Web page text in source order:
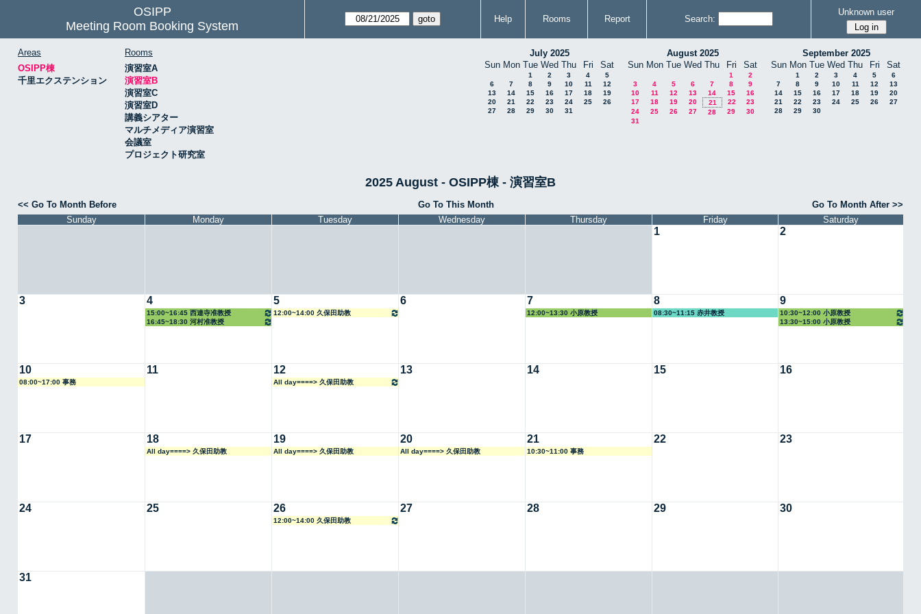
OSIPP
Meeting Room Booking System
Help Rooms Report Search:
Unknown user
Areas
OSIPP棟
千里エクステンション
Rooms
演習室A
演習室B
演習室C
演習室D
講義シアター
マルチメディア演習室
会議室
プロジェクト研究室
July 2025
Sun Mon Tue Wed Thu Fri Sat
1 2 3 4
5
6
7 8 9 10 11
12
13
14 15 16 17 18
19
20
21 22 23 24 25
26
27
28 29 30 31
August 2025
Sun Mon Tue Wed Thu Fri Sat
1
2
3
4 5 6 7 8
9
10
11 12 13 14 15
16
17
18 19 20 21 22
23
24
25 26 27 28 29
30
31
September 2025
Sun Mon Tue Wed Thu Fri Sat
1 2 3 4 5
6
7
8 9 10 11 12
13
14
15 16 17 18 19
20
21
22 23 24 25 26
27
28
29 30
2025 August - OSIPP棟 - 演習室B
<< Go To Month Before Go To This Month
Go To Month After >>
Sunday
Monday Tuesday Wednesday Thursday Friday Saturday
1 2
3 4
15:00~16:45 西連寺准教授
16:45~18:30 河村准教授
5
12:00~14:00 久保田助教
6 7
12:00~13:30 小原教授
8
08:30~11:15 赤井教授
9
10:30~12:00 小原教授
13:30~15:00 小原教授
10
08:00~17:00 事務
11 12
All day====> 久保田助教
13 14 15 16
17 18
All day====> 久保田助教
19
All day====> 久保田助教
20
All day====> 久保田助教
21
10:30~11:00 事務
22 23
24 25 26
12:00~14:00 久保田助教
27 28 29 30
31